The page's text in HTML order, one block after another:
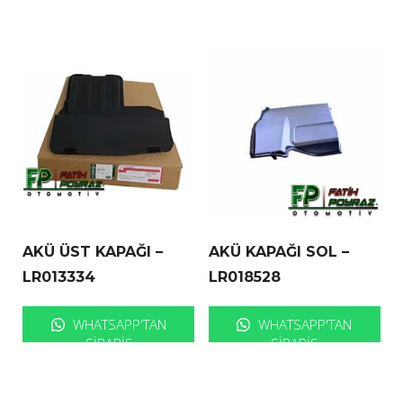
AKÜ ÜST KAPAĞI –
LR013334
WHATSAPP'TAN
SIPARIŞ
AKÜ KAPAĞI SOL –
LR018528
WHATSAPP'TAN
SIPARIŞ